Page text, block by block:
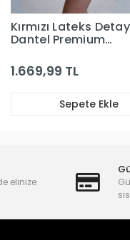
Kırmızı Lateks
Dantel Premium
Takım
1.669,99 TL
Sepete Ekle
elinize